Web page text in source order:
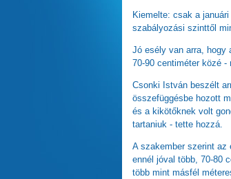
Kiemelte: csak a
szabályozási szinttől
Jó esély van arra, hogy
70-90 centiméter közé
Csonki István beszélt
összefüggésbe hozott
és a kikötőknek volt
tartaniuk - tette hozzá.
A szakember szerint az
ennél jóval több, 70-80
több mint másfél